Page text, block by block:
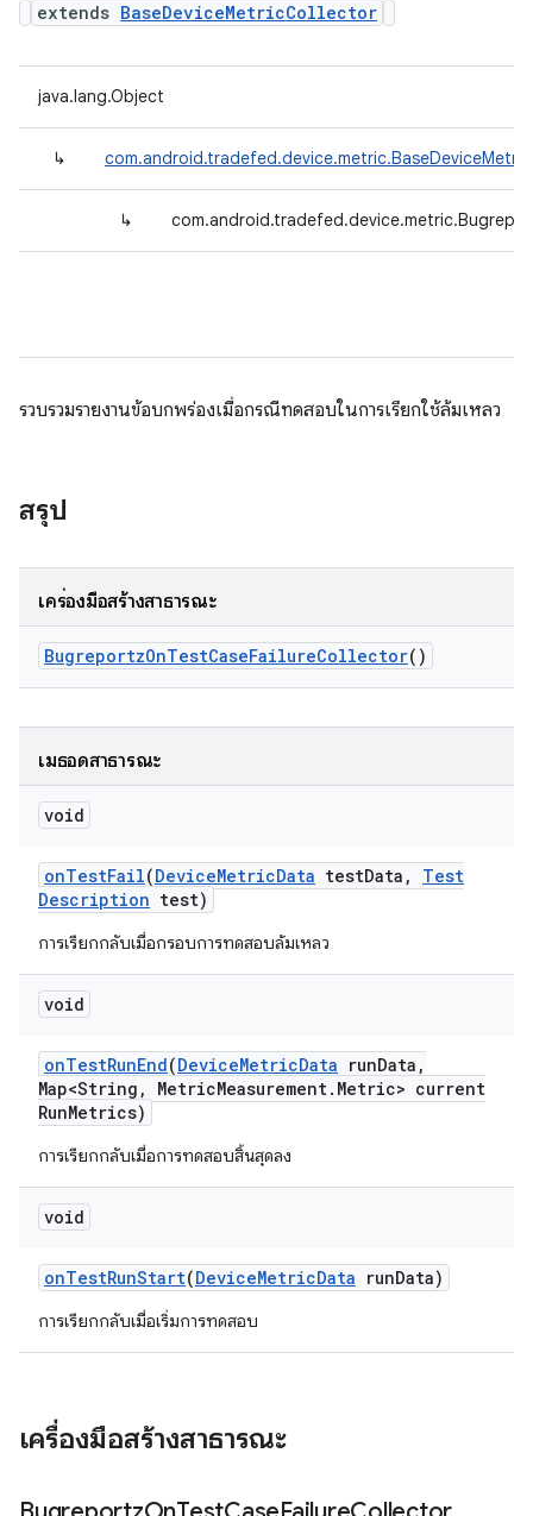
extends BaseDeviceMetricCollector
java.lang.Object
↳
↳
รวบรวมรายงานข้อบกพร่องเมื่อกรณีทดสอบในการเรียกใช้ล้มเหลว
สรุป
เครื่องมือสร้างสาธารณะ
BugreportzOnTestCaseFailureCollector()
เมธอดสาธารณะ
void
onTestFail(DeviceMetricData testData ,
Test
Description test)
การเรียกกลับเมื่อกรอบการทดสอบล้มเหลว
void
onTestRunEnd(DeviceMetricData runData ,
Map<String , MetricMeasurement. Metric> current
RunMetrics)
การเรียกกลับเมื่อการทดสอบสิ้นสุดลง
void
onTestRunStart(DeviceMetricData runData)
การเรียกกลับเมื่อเริ่มการทดสอบ
เครื่องมือสร้างสาธารณะ